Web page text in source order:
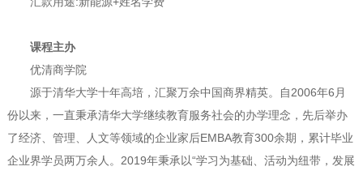
课程主办
优清商学院
源于清华大学十年高培，汇聚万余中国商界精英。自2006年6月
份以来，一直秉承清华大学继续教育服务社会的办学理念，先后举办
了经济、管理、人文等领域的企业家后EMBA教育300余期，累计毕业
企业界学员两万余人。2019年秉承以“学习为基础、活动为纽带，发展